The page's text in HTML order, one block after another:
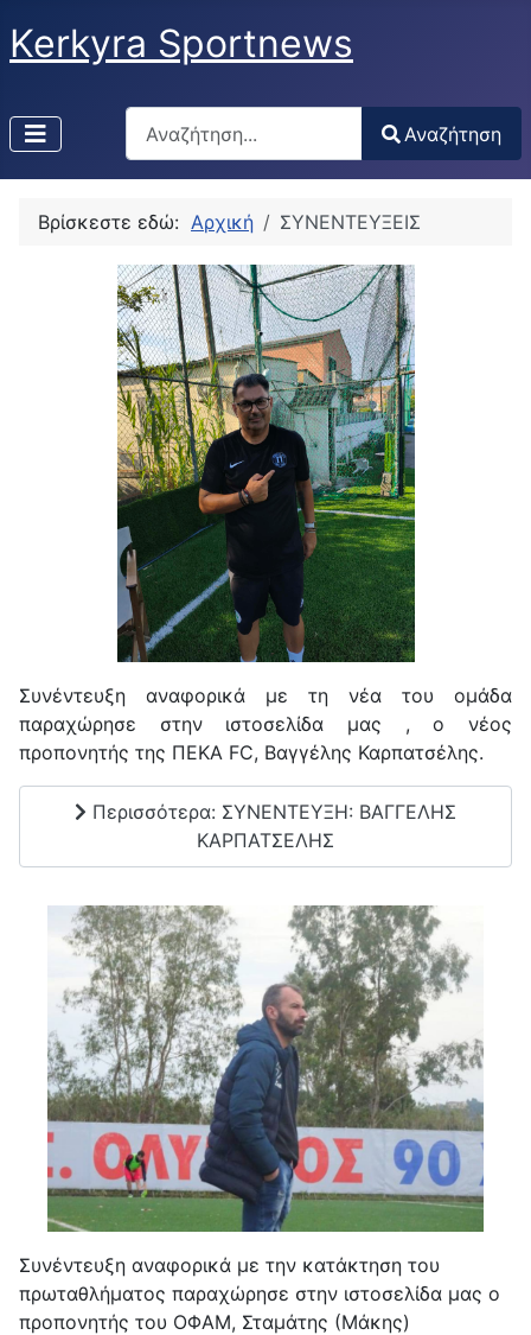
Kerkyra Sportnews
Αναζήτηση
Type 2 or more characters for results.
Αναζήτηση
Βρίσκεστε εδώ: Αρχική ΣΥΝΕΝΤΕΥΞΕΙΣ
Συνέντευξη αναφορικά με τη νέα του ομάδα
παραχώρησε στην ιστοσελίδα μας , ο νέος
προπονητής της ΠΕΚΑ FC, Βαγγέλης Καρπατσέλης.
Περισσότερα: ΣΥΝΕΝΤΕΥΞΗ: ΒΑΓΓΕΛΗΣ
ΚΑΡΠΑΤΣΕΛΗΣ
Συνέντευξη αναφορικά με την κατάκτηση του
πρωταθλήματος παραχώρησε στην ιστοσελίδα μας ο
προπονητής του ΟΦΑΜ, Σταμάτης (Μάκης)